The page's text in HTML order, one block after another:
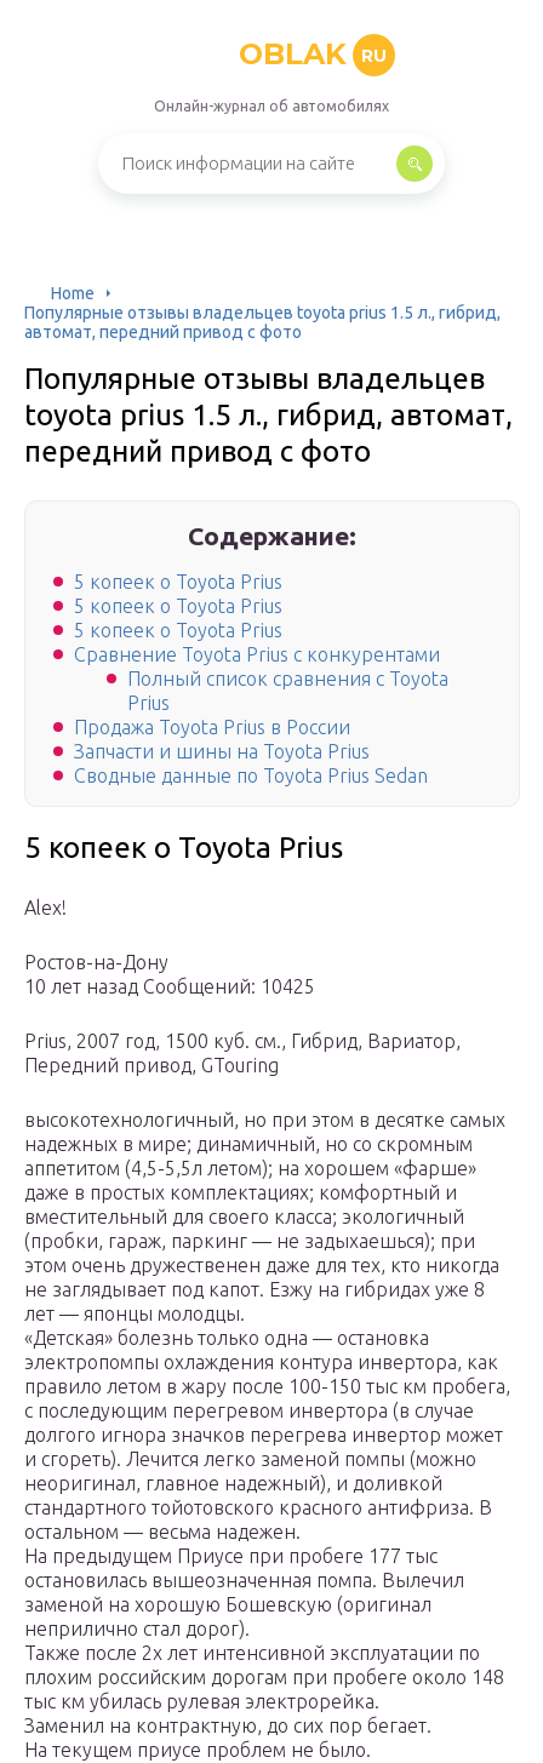
OBLAK RU
Онлайн-журнал об автомобилях
Home
Популярные отзывы владельцев toyota prius 1.5 л., гибрид,
автомат, передний привод с фото
Популярные отзывы владельцев
toyota prius 1.5 л., гибрид, автомат,
передний привод с фото
Содержание:
5 копеек о Toyota Prius
5 копеек о Toyota Prius
5 копеек о Toyota Prius
Сравнение Toyota Prius с конкурентами
Полный список сравнения с Toyota
Prius
Продажа Toyota Prius в России
Запчасти и шины на Toyota Prius
Сводные данные по Toyota Prius Sedan
5 копеек о Toyota Prius
Alex!
Ростов-на-Дону
10 лет назад Сообщений: 10425
Prius, 2007 год, 1500 куб. см., Гибрид, Вариатор,
Передний привод, GTouring
высокотехнологичный, но при этом в десятке самых
надежных в мире; динамичный, но со скромным
аппетитом (4,5-5,5л летом); на хорошем «фарше»
даже в простых комплектациях; комфортный и
вместительный для своего класса; экологичный
(пробки, гараж, паркинг — не задыхаешься); при
этом очень дружественен даже для тех, кто никогда
не заглядывает под капот. Езжу на гибридах уже 8
лет — японцы молодцы.
«Детская» болезнь только одна — остановка
электропомпы охлаждения контура инвертора, как
правило летом в жару после 100-150 тыс км пробега,
с последующим перегревом инвертора (в случае
долгого игнора значков перегрева инвертор может
и сгореть). Лечится легко заменой помпы (можно
неоригинал, главное надежный), и доливкой
стандартного тойотовского красного антифриза. В
остальном — весьма надежен.
На предыдущем Приусе при пробеге 177 тыс
остановилась вышеозначенная помпа. Вылечил
заменой на хорошую Бошевскую (оригинал
неприлично стал дорог).
Также после 2х лет интенсивной эксплуатации по
плохим российским дорогам при пробеге около 148
тыс км убилась рулевая электрорейка.
Заменил на контрактную, до сих пор бегает.
На текущем приусе проблем не было.